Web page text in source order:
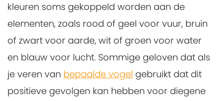
kleuren soms gekoppeld worden aan de
elementen, zoals rood of geel voor vuur, bruin
of zwart voor aarde, wit of groen voor water
en blauw voor lucht. Sommige geloven dat als
je veren van bepaalde vogel gebruikt dat dit
positieve gevolgen kan hebben voor diegene